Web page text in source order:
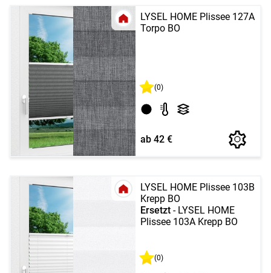
LYSEL HOME Plissee 127A
Torpo BO
(0)
ab 42 €
LYSEL HOME Plissee 103B
Krepp BO
Ersetzt - LYSEL HOME
Plissee 103A Krepp BO
(0)